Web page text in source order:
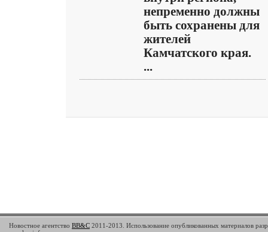
непременно должны
быть сохранены для
жителей
Камчатского края.
...
Новостное агентство BB&C 2011-2013. Использование опубликованных материалов